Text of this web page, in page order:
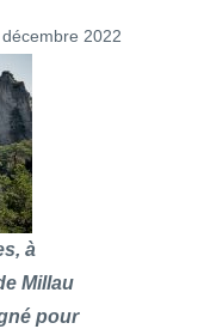
2022
à
Millau
pour